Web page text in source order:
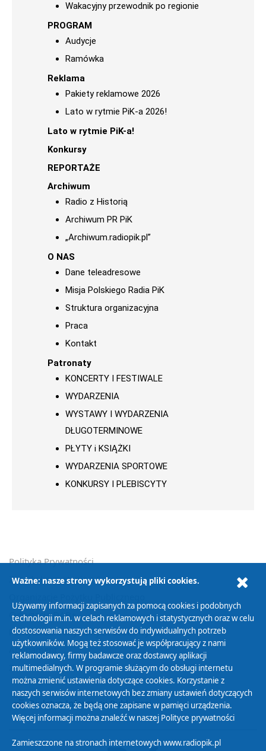
Wakacyjny przewodnik po regionie
PROGRAM
Audycje
Ramówka
Reklama
Pakiety reklamowe 2026
Lato w rytmie PiK-a 2026!
Lato w rytmie PiK-a!
Konkursy
REPORTAŻE
Archiwum
Radio z Historią
Archiwum PR PiK
„Archiwum.radiopik.pl”
O NAS
Dane teleadresowe
Misja Polskiego Radia PiK
Struktura organizacyjna
Praca
Kontakt
Patronaty
KONCERTY I FESTIWALE
WYDARZENIA
WYSTAWY I WYDARZENIA
DŁUGOTERMINOWE
PŁYTY i KSIĄŻKI
WYDARZENIA SPORTOWE
KONKURSY I PLEBISCYTY
Polityka Prywatności
Zasady korzystania z Serwisu
Cyfryzacja DAB+
Polityka ochrony danych osobowych
Abonament
Zamówienia publiczne
Biuletyn Informacji Publicznej
Ważne: nasze strony wykorzystują pliki cookies.
Używamy informacji zapisanych za pomocą cookies i podobnych
technologii m.in. w celach reklamowych i statystycznych oraz w celu
dostosowania naszych serwisów do indywidualnych potrzeb
użytkowników. Mogą też stosować je współpracujący z nami
reklamodawcy, firmy badawcze oraz dostawcy aplikacji
multimedialnych. W programie służącym do obsługi internetu
można zmienić ustawienia dotyczące cookies. Korzystanie z
naszych serwisów internetowych bez zmiany ustawień dotyczących
cookies oznacza, że będą one zapisane w pamięci urządzenia.
Więcej informacji można znaleźć w naszej Polityce prywatności
Zamieszczone na stronach internetowych www.radiopik.pl